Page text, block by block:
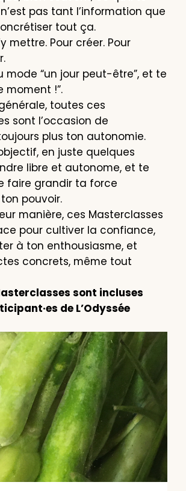
pas tant l’information que
tout ça.
mettre. Pour créer. Pour
mode “un jour peut-être”, et te
moment !”.
toutes ces
sont l’occasion de
plus ton autonomie.
en juste quelques
libre et autonome, et te
faire grandir ta force
pouvoir.
manière, ces Masterclasses
pour cultiver la confiance,
à ton enthousiasme, et
concrets, même tout
sont incluses
de L’Odyssée